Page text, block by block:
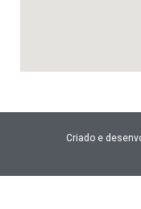
Criado e